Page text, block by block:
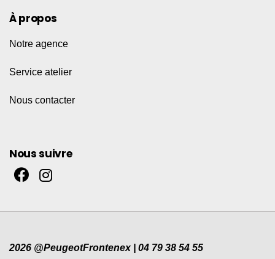
À propos
Notre agence
Service atelier
Nous contacter
Nous suivre
2026 @PeugeotFrontenex | 04 79 38 54 55